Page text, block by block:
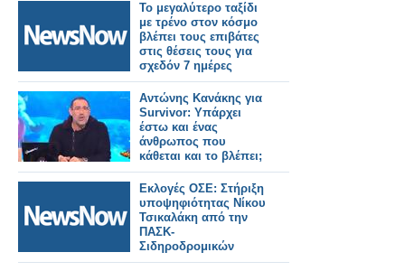
Το μεγαλύτερο ταξίδι
με τρένο στον κόσμο
βλέπει τους επιβάτες
στις θέσεις τους για
σχεδόν 7 ημέρες
Αντώνης Κανάκης για
Survivor: Υπάρχει
έστω και ένας
άνθρωπος που
κάθεται και το βλέπει;
Εκλογές ΟΣΕ: Στήριξη
υποψηφιότητας Νίκου
Τσικαλάκη από την
ΠΑΣΚ-
Σιδηροδρομικών